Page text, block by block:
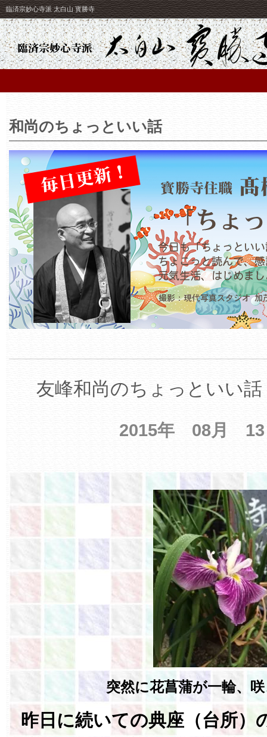
臨済宗妙心寺派 太白山 寳勝寺
和尚のちょっといい話
友峰和尚のちょっといい
2015年 08月
突然に花菖蒲が一輪、
昨日に続いての典座（台所）